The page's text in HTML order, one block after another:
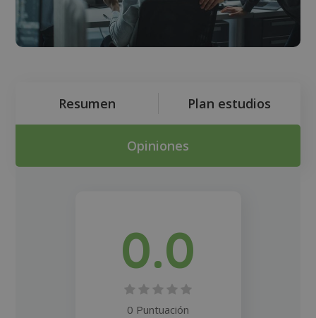
Resumen Plan estudios
Opiniones
0.0
0 Puntuación